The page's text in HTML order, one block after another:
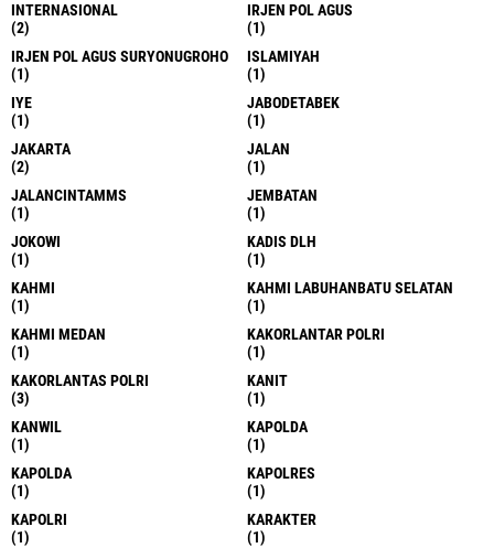
INTERNASIONAL
(2)
IRJEN POL AGUS
(1)
IRJEN POL AGUS SURYONUGROHO
(1)
ISLAMIYAH
(1)
IYE
(1)
JABODETABEK
(1)
JAKARTA
(2)
JALAN
(1)
JALANCINTAMMS
(1)
JEMBATAN
(1)
JOKOWI
(1)
KADIS DLH
(1)
KAHMI
(1)
KAHMI LABUHANBATU SELATAN
(1)
KAHMI MEDAN
(1)
KAKORLANTAR POLRI
(1)
KAKORLANTAS POLRI
(3)
KANIT
(1)
KANWIL
(1)
KAPOLDA
(1)
KAPOLDA
(1)
KAPOLRES
(1)
KAPOLRI
(1)
KARAKTER
(1)